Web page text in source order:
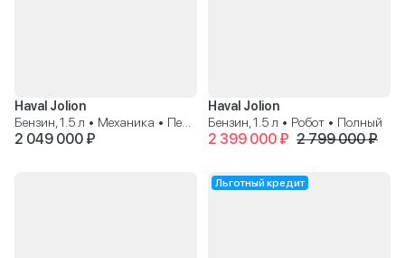
Haval Jolion
2 049 000 ₽
Haval Jolion
Бензин, 1.5 л • Робот • Полный
2 399 000 ₽ 2 799 000 ₽
Льготный кредит